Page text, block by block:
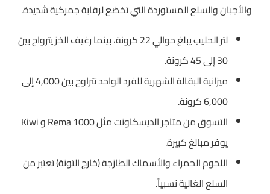
والأجبان والسلع المستوردة التي تخضع لرقابة جمركية شديدة.
لتر الحليب يبلغ حوالي 22 كرونة، بينما رغيف الخز يترواح بين
30 إلى 45 كرونة.
ميزانية البقالة الشهرية للفرد الواحد تتراوح بين 4,000 إلى
6,000 كرونة.
التسوق من متاجر الديسكاونت مثل Rema 1000 و Kiwi
يوفر مبالغ كبيرة.
اللحوم الحمراء والأسماك الطازجة (خارج التونة) تعتبر من
السلع الغالية نسبياً.